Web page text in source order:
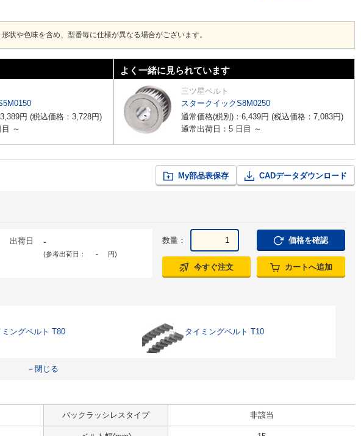
状や色味を含め、型番毎に仕様が異なる場合がございます。
3,389円 (税込価格： 3,728円)
～
よく一緒に見られています
三ツ星ベルト
スタークイックS8M0250
通常価格(税別)： 6,439円 (税込価格： 7,083円)
通常出荷日：5 日目 ～
My部品表保存 CADデータダウンロード
出荷日 -
(参考出荷日： - 円)
数量： 価格を確認
今すぐ注文 カートへ追加
ミングベルト T80 タイミングベルト T10
－閉じる
バックラッシレスタイプ 非該当